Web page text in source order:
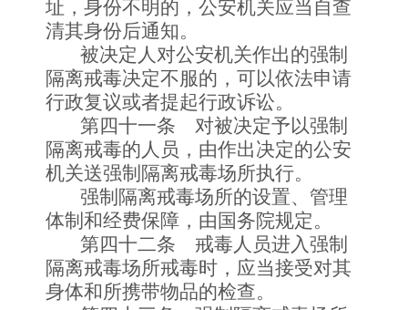
址，身份不明的，公安机关应当自查
清其身份后通知。
被决定人对公安机关作出的强制
隔离戒毒决定不服的，可以依法申请
行政复议或者提起行政诉讼。
第四十一条 对被决定予以强制
隔离戒毒的人员，由作出决定的公安
机关送强制隔离戒毒场所执行。
强制隔离戒毒场所的设置、管理
体制和经费保障，由国务院规定。
第四十二条 戒毒人员进入强制
隔离戒毒场所戒毒时，应当接受对其
身体和所携带物品的检查。